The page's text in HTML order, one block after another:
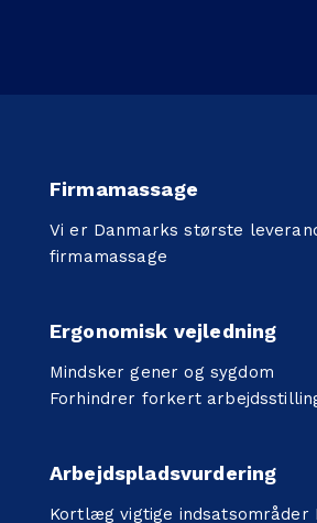
Firmamassage
Vi er Danmarks største
firmamassage
Ergonomisk vejledning
Mindsker gener og sygdom
Forhindrer forkert
Arbejdspladsvurdering
Kortlæg vigtige indsatsområder